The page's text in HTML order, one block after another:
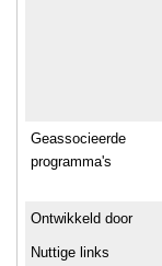
Geassocieerde
programma's
Ontwikkeld door
Nuttige links